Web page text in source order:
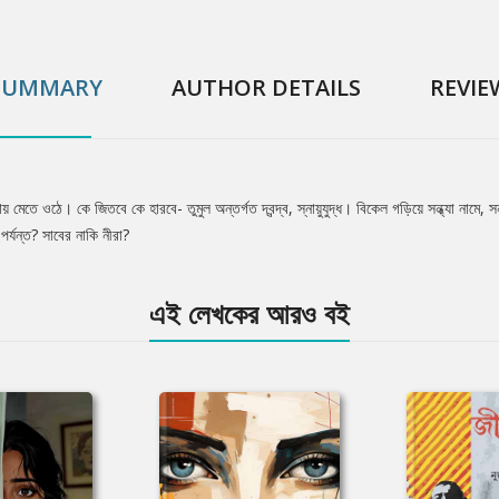
AUTHOR DETAILS
ওঠে। কে জিতবে কে হারবে- তুমুল অন্তর্গত দ্বন্দ্ব, স্নায়ুযুদ্ধ। বিকেল গড়িয়ে সন্ধ্যা
সাবের নাকি নীরা?
এই লেখকের আরও বই